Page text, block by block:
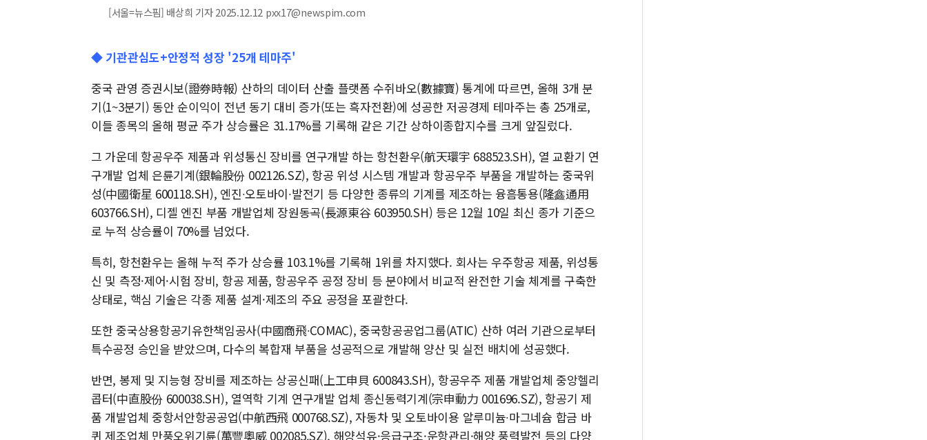
[서울=뉴스핌] 배상희 기자 2025.12.12 pxx17@newspim.com
◆ 기관관심도+안정적 성장 '25개 테마주'
중국 관영 증권시보(證券時報) 산하의 데이터 산출 플랫폼 수쥐바오(數據寶) 통계에 따르면, 올해 3개 분
기(1~3분기) 동안 순이익이 전년 동기 대비 증가(또는 흑자전환)에 성공한 저공경제 테마주는 총 25개로,
이들 종목의 올해 평균 주가 상승률은 31.17%를 기록해 같은 기간 상하이종합지수를 크게 앞질렀다.
그 가운데 항공우주 제품과 위성통신 장비를 연구개발 하는 항천환우(航天環宇 688523.SH), 열 교환기 연
구개발 업체 은륜기계(銀輪股份 002126.SZ), 항공 위성 시스템 개발과 항공우주 부품을 개발하는 중국위
성(中國衛星 600118.SH), 엔진∙오토바이∙발전기 등 다양한 종류의 기계를 제조하는 융흠통용(隆鑫通用
603766.SH), 디젤 엔진 부품 개발업체 장원동곡(長源東谷 603950.SH) 등은 12월 10일 최신 종가 기준으
로 누적 상승률이 70%를 넘었다.
특히, 항천환우는 올해 누적 주가 상승률 103.1%를 기록해 1위를 차지했다. 회사는 우주항공 제품, 위성통
신 및 측정·제어·시험 장비, 항공 제품, 항공우주 공정 장비 등 분야에서 비교적 완전한 기술 체계를 구축한
상태로, 핵심 기술은 각종 제품 설계·제조의 주요 공정을 포괄한다.
또한 중국상용항공기유한책임공사(中國商飛∙COMAC), 중국항공공업그룹(ATIC) 산하 여러 기관으로부터
특수공정 승인을 받았으며, 다수의 복합재 부품을 성공적으로 개발해 양산 및 실전 배치에 성공했다.
반면, 봉제 및 지능형 장비를 제조하는 상공신패(上工申貝 600843.SH), 항공우주 제품 개발업체 중앙헬리
콥터(中直股份 600038.SH), 열역학 기계 연구개발 업체 종신동력기계(宗申動力 001696.SZ), 항공기 제
품 개발업체 중항서안항공공업(中航西飛 000768.SZ), 자동차 및 오토바이용 알루미늄∙마그네슘 합금 바
퀴 제조업체 만풍오위기륜(萬豐奧威 002085.SZ), 해양석유·응급구조·운항관리·해양 풍력발전 등의 다양